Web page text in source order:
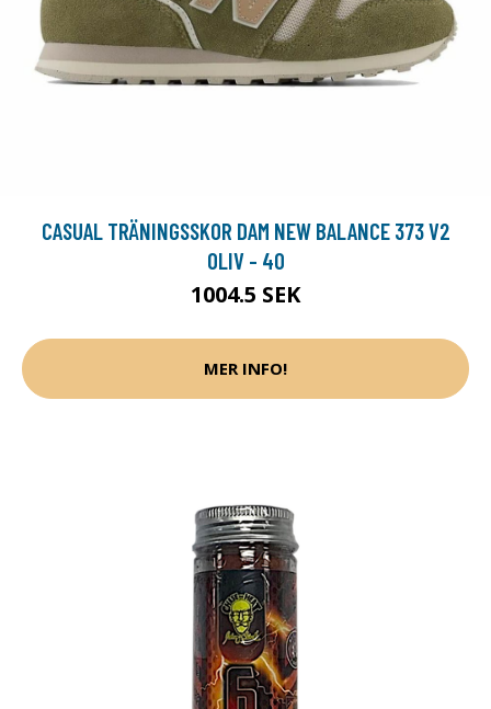
CASUAL TRÄNINGSSKOR DAM NEW BALANCE 373 V2
OLIV - 40
1004.5 SEK
MER INFO!